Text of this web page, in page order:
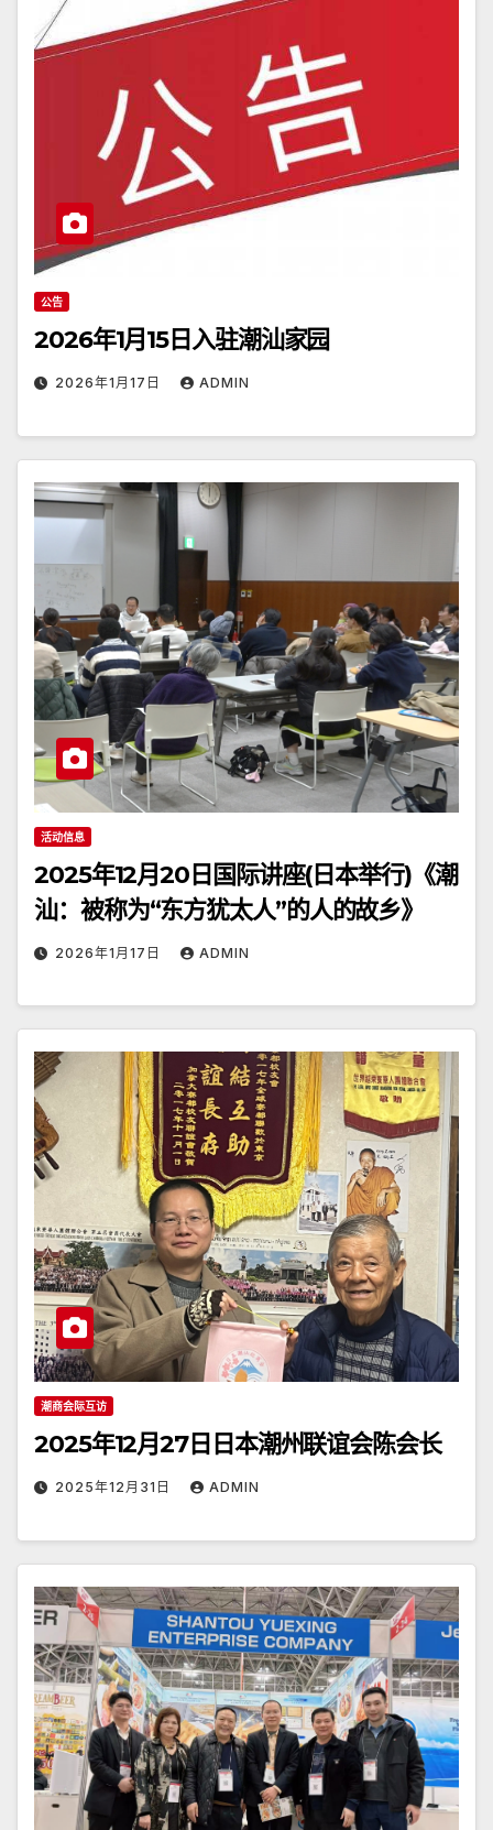
公告
2026年1月15日入驻潮汕家园
2026年1月17日 ADMIN
活动信息
2025年12月20日国际讲座(日本举行)《潮
汕：被称为“东方犹太人”的人的故乡》
2026年1月17日 ADMIN
潮商会际互访
2025年12月27日日本潮州联谊会陈会长
2025年12月31日 ADMIN